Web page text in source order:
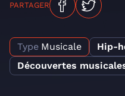
PARTAGER
Type Musicale
Hip-
Découvertes